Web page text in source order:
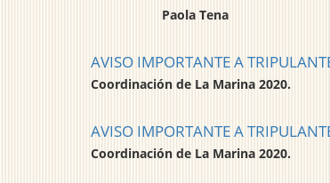
Paola Tena
AVISO IMPORTANTE A
Coordinación de La Marina 2020.
AVISO IMPORTANTE A
Coordinación de La Marina 2020.